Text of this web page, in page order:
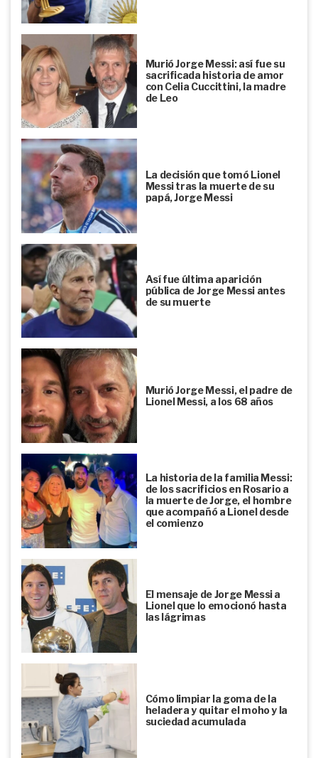
Murió Jorge Messi: así fue su
sacrificada historia de amor
con Celia Cuccittini, la madre
de Leo
La decisión que tomó Lionel
Messi tras la muerte de su
papá, Jorge Messi
Así fue última aparición
pública de Jorge Messi antes
de su muerte
Murió Jorge Messi, el padre de
Lionel Messi, a los 68 años
La historia de la familia Messi:
de los sacrificios en Rosario a
la muerte de Jorge, el hombre
que acompañó a Lionel desde
el comienzo
El mensaje de Jorge Messi a
Lionel que lo emocionó hasta
las lágrimas
Cómo limpiar la goma de la
heladera y quitar el moho y la
suciedad acumulada